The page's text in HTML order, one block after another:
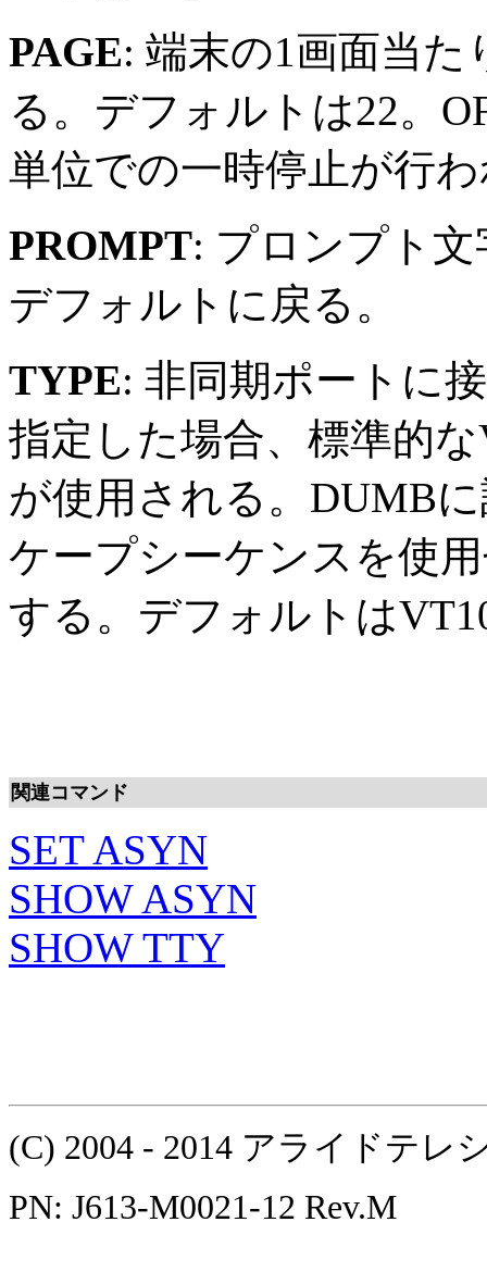
PAGE: 端末の1画面当た
る。デフォルトは22。
単位での一時停止が行
PROMPT: プロンプト
デフォルトに戻る。
TYPE: 非同期ポートに
指定した場合、標準的
が使用される。DUMB
ケープシーケンスを使
する。デフォルトは
関連コマンド
SET ASYN
SHOW ASYN
SHOW TTY
(C) 2004 - 2014 アライドテ
PN: J613-M0021-12 Rev.M